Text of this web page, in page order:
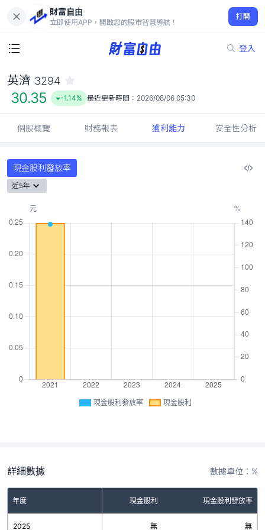
財富自由
立即使用APP，開啟您的股市智慧導航！
打開
登入
30.35
-1.14%
英濟 3294
30.35 -1.14% 最近更新時間： 2026/08/06 05:30
個股概覽 財務報表 獲利能力 安全性分析
現金股利發放率
近5年
現金股利發放率 現金股利
詳細數據 數據單位：%
年度 現金股利 現金股利發放率
2025 無 無